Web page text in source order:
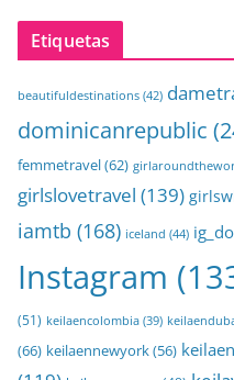
Etiquetas
beautifuldestinations (42)
dominicanrepublic
femmetravel(62)
girlslovetravel (139)
iamtb (168) iceland (44)
Instagram
(51) keilaencolombia (39)
(66) keilaennewyork(56)